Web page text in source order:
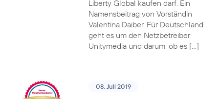
Liberty Global kaufen darf. Ein
Namensbeitrag von Vorständin
Valentina Daiber. Für Deutschland
geht es um den Netzbetreiber
Unitymedia und darum, ob es […]
08. Juli 2019